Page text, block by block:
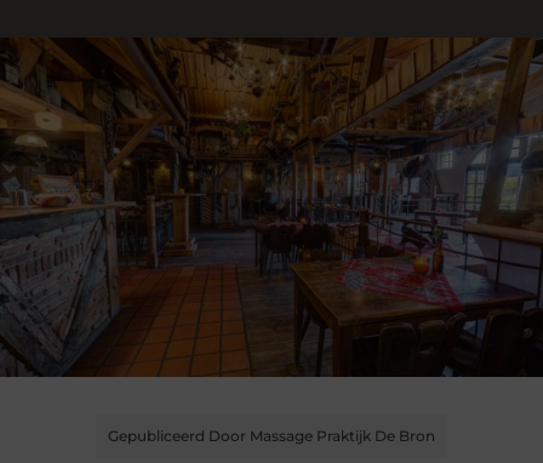
Gepubliceerd Door Massage Praktijk De Bron